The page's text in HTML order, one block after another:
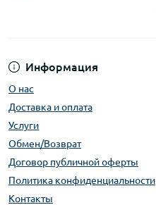
Информация
О нас
Доставка и оплата
Услуги
Обмен/Возврат
Договор публичной оферты
Политика конфиденциальности
Контакты